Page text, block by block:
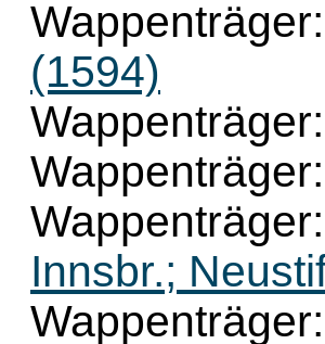
Wappenträger:
(1594)
Wappenträger:
Wappenträger:
Wappenträger:
Innsbr.;
Wappenträger: